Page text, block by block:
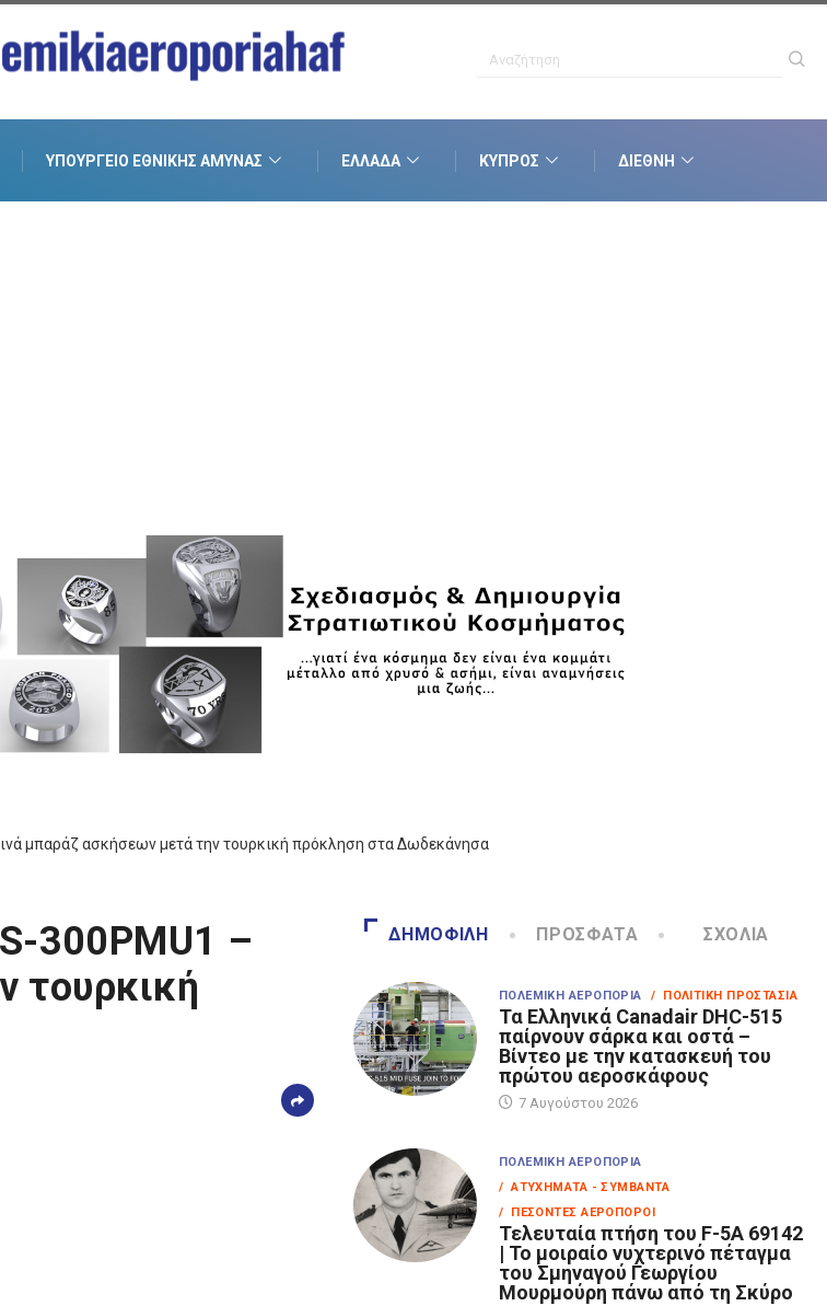
ΥΠΟΥΡΓΕΊΟ ΕΘΝΙΚΉΣ ΆΜΥΝΑΣ ΕΛΛΆΔΑ ΚΎΠΡΟΣ ΔΙΕΘΝΉ
μπαράζ ασκήσεων μετά την τουρκική πρόκληση στα Δωδεκάνησα
300PMU1 –
τουρκική
ΔΗΜΟΦΙΛΉ ΠΡΌΣΦΑΤΑ ΣΧΌΛΙΑ
ΠΟΛΕΜΙΚΉ ΑΕΡΟΠΟΡΊΑ / ΠΟΛΙΤΙΚΉ ΠΡΟΣΤΑΣΊΑ
Τα Eλληνικά Canadair DHC-515
παίρνουν σάρκα και οστά –
Βίντεο με την κατασκευή του
πρώτου αεροσκάφους
7 Αυγούστου 2026
ΠΟΛΕΜΙΚΉ ΑΕΡΟΠΟΡΊΑ
/ ΑΤΥΧΉΜΑΤΑ - ΣΥΜΒΆΝΤΑ
/ ΠΕΣΌΝΤΕΣ ΑΕΡΟΠΌΡΟΙ
Τελευταία πτήση του F-5A 69142
| Το μοιραίο νυχτερινό πέταγμα
του Σμηναγού Γεωργίου
Μουρμούρη πάνω από τη Σκύρο